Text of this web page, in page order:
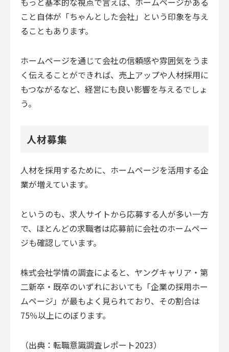
こと自体が「ちゃんとした会社」という印象を与え
ることもあります。
ホームページを通じて会社の信頼感や雰囲気をうま
く伝えることができれば、売上アップや人材採用に
もつながるなど、経営にも良い影響を与えるでしょ
う。
人材募集
人材を採用するために、ホームページを活用する企
業が増えています。
というのも、求人サイトから応募する人が多い一方
で、ほとんどの求職者は応募前に会社のホームペー
ジも確認しています。
株式会社学情の調査によると、ヤングキャリア・第
二新卒・既卒のいずれにおいても「企業の採用ホー
ムページ」が最もよく見られており、その割合は
75％以上にのぼります。
（出典：転職意識調査レポート2023）